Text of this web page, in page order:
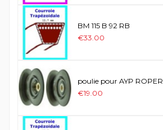
BM 115 B 92 RB
€33.00
poulie pour AYP ROPER
€19.00